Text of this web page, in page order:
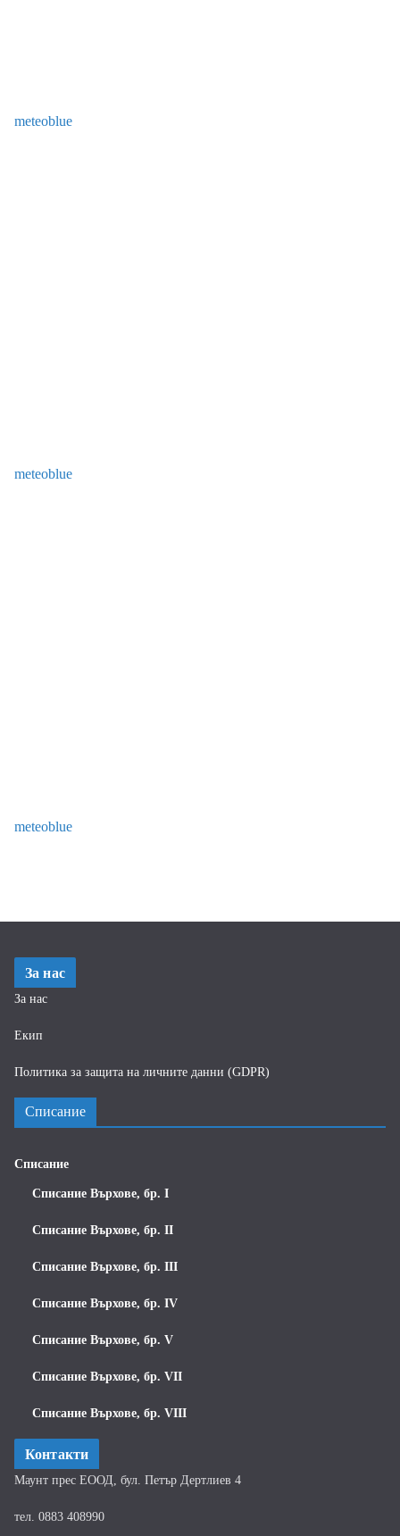
meteoblue
meteoblue
meteoblue
За нас
За нас
Екип
Политика за защита на личните данни (GDPR)
Списание
Списание
Списание Върхове, бр. I
Списание Върхове, бр. II
Списание Върхове, бр. III
Списание Върхове, бр. IV
Списание Върхове, бр. V
Списание Върхове, бр. VII
Списание Върхове, бр. VIII
Контакти
Маунт прес ЕООД, бул. Петър Дертлиев 4
тел. 0883 408990